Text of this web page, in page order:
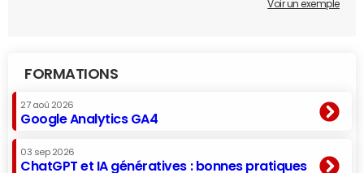
Voir un exemple
FORMATIONS
27 aoû 2026
Google Analytics GA4
03 sep 2026
ChatGPT et IA génératives : bonnes pratiques